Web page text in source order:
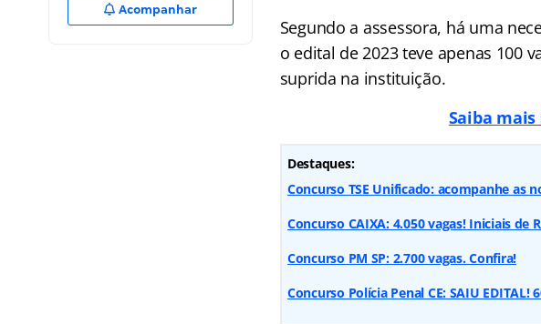
Acompanhar
Segundo a assessora, há uma
o edital de 2023 teve apenas 100
suprida na instituição.
Saiba mais
Destaques:
Concurso TSE Unificado: acompanhe as
Concurso CAIXA: 4.050 vagas! Iniciais de
Concurso PM SP: 2.700 vagas. Confira!
Concurso Polícia Penal CE: SAIU EDITAL!